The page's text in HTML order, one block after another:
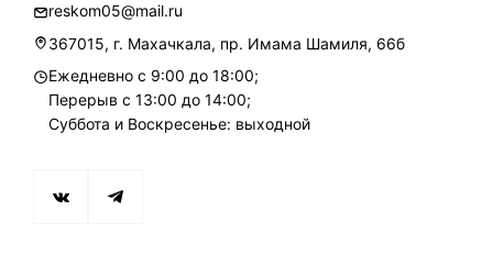
reskom05@mail.ru
367015, г. Махачкала, пр. Имама Шамиля, 66б
Ежедневно с 9:00 до 18:00;
Перерыв с 13:00 до 14:00;
Суббота и Воскресенье: выходной